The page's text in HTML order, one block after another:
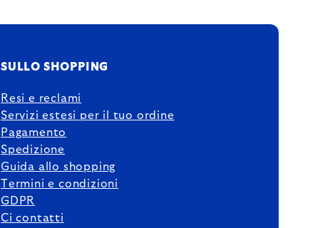
SULLO SHOPPING
Resi e reclami
Servizi estesi per il tuo ordine
Pagamento
Spedizione
Guida allo shopping
Termini e condizioni
GDPR
Ci contatti